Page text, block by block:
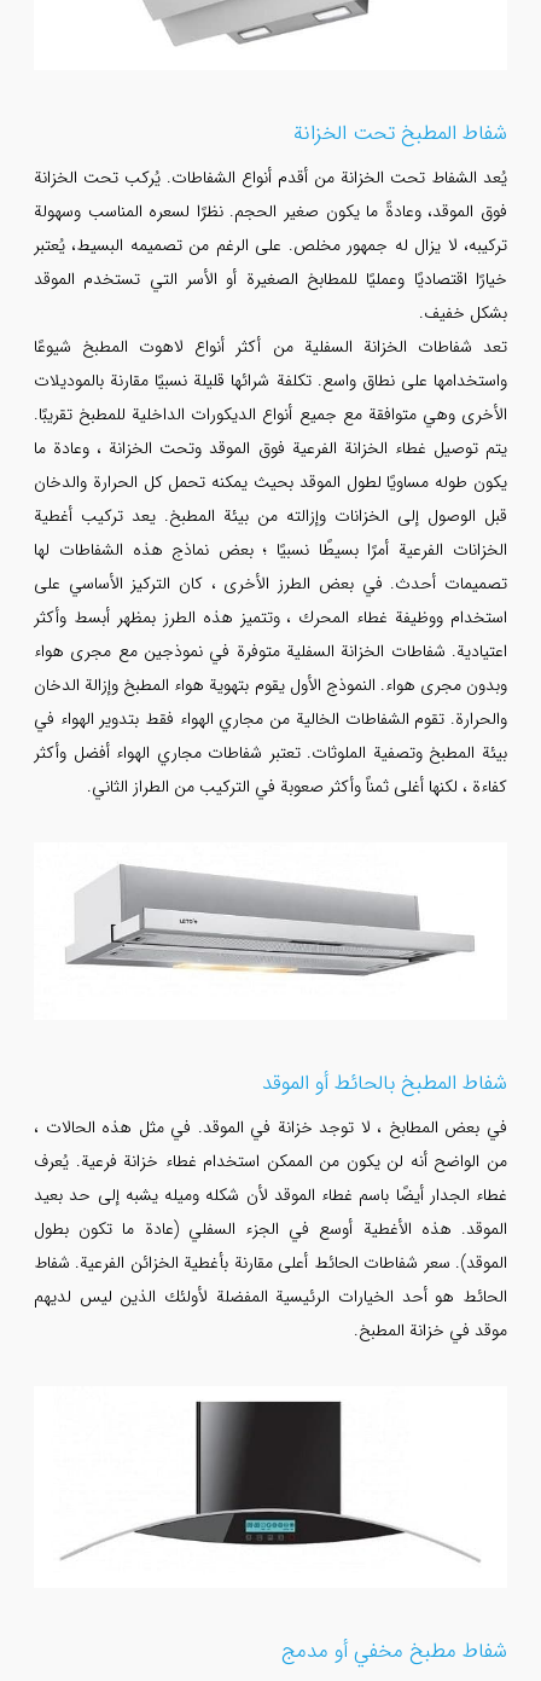
شفاط المطبخ تحت الخزانة
يُعد الشفاط تحت الخزانة من أقدم أنواع الشفاطات. يُركب تحت الخزانة
فوق الموقد، وعادةً ما يكون صغير الحجم. نظرًا لسعره المناسب وسهولة
تركيبه، لا يزال له جمهور مخلص. على الرغم من تصميمه البسيط، يُعتبر
خيارًا اقتصاديًا وعمليًا للمطابخ الصغيرة أو الأسر التي تستخدم الموقد
بشكل خفيف.
تعد شفاطات الخزانة السفلية من أكثر أنواع لاهوت المطبخ شيوعًا
واستخدامها على نطاق واسع. تكلفة شرائها قليلة نسبيًا مقارنة بالموديلات
الأخرى وهي متوافقة مع جميع أنواع الديكورات الداخلية للمطبخ تقريبًا.
يتم توصيل غطاء الخزانة الفرعية فوق الموقد وتحت الخزانة ، وعادة ما
يكون طوله مساويًا لطول الموقد بحيث يمكنه تحمل كل الحرارة والدخان
قبل الوصول إلى الخزانات وإزالته من بيئة المطبخ. يعد تركيب أغطية
الخزانات الفرعية أمرًا بسيطًا نسبيًا ؛ بعض نماذج هذه الشفاطات لها
تصميمات أحدث. في بعض الطرز الأخرى ، كان التركيز الأساسي على
استخدام ووظيفة غطاء المحرك ، وتتميز هذه الطرز بمظهر أبسط وأكثر
اعتيادية. شفاطات الخزانة السفلية متوفرة في نموذجين مع مجرى هواء
وبدون مجرى هواء. النموذج الأول يقوم بتهوية هواء المطبخ وإزالة الدخان
والحرارة. تقوم الشفاطات الخالية من مجاري الهواء فقط بتدوير الهواء في
بيئة المطبخ وتصفية الملوثات. تعتبر شفاطات مجاري الهواء أفضل وأكثر
كفاءة ، لكنها أغلى ثمناً وأكثر صعوبة في التركيب من الطراز الثاني.
شفاط المطبخ بالحائط أو الموقد
في بعض المطابخ ، لا توجد خزانة في الموقد. في مثل هذه الحالات ،
من الواضح أنه لن يكون من الممكن استخدام غطاء خزانة فرعية. يُعرف
غطاء الجدار أيضًا باسم غطاء الموقد لأن شكله وميله يشبه إلى حد بعيد
الموقد. هذه الأغطية أوسع في الجزء السفلي (عادة ما تكون بطول
الموقد). سعر شفاطات الحائط أعلى مقارنة بأغطية الخزائن الفرعية. شفاط
الحائط هو أحد الخيارات الرئيسية المفضلة لأولئك الذين ليس لديهم
موقد في خزانة المطبخ.
شفاط مطبخ مخفي أو مدمج